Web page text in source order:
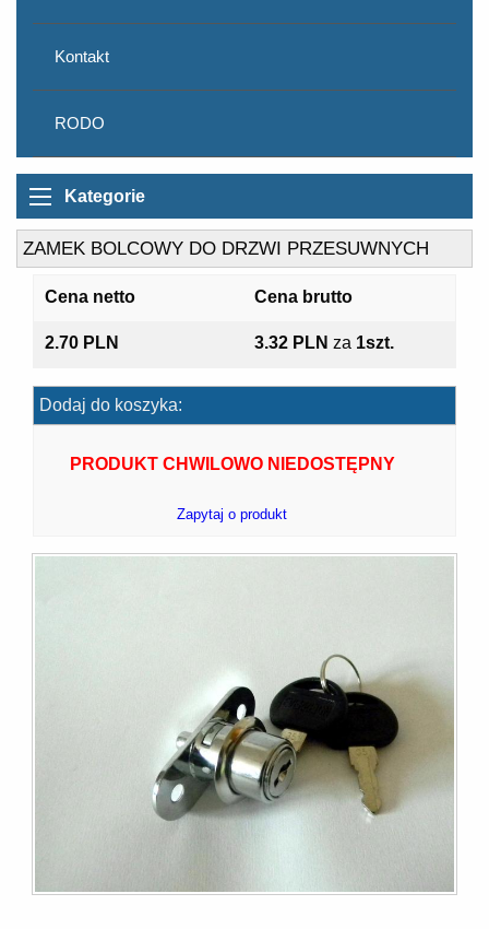
Kontakt
RODO
Kategorie
ZAMEK BOLCOWY DO DRZWI PRZESUWNYCH
Cena netto Cena brutto
2.70 PLN 3.32 PLN za 1szt.
Dodaj do koszyka:
PRODUKT CHWILOWO NIEDOSTĘPNY
Zapytaj o produkt